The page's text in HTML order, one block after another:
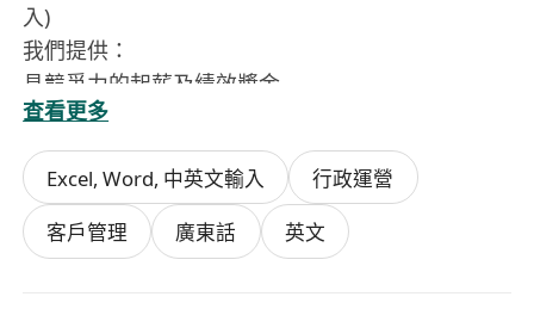
入)
我們提供：
具競爭力的起薪及績效獎金
由資深上司直接指導，提供清晰的晉升階梯
年輕、溝通透明的工作氛圍
5天工作，銀行假期
每年12天有薪年假
工作時間：每日 8 至 8.5 小時（含彈性午休）
查看更多
Excel, Word, 中英文輸入
行政運營
客戶管理
廣東話 英文